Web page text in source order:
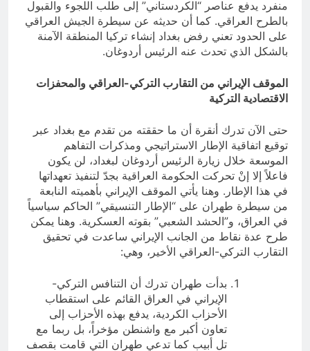
منفرد يدفع عناصر “الكردستاني” إلى طلب اللجوء والقبول
بالطرح العراقي. كما أن حديثه عن سيطرة الجيش العراقي
على الحدود تعني رفض بغداد إنشاء تركيا المنطقة الآمنة
بالشكل الذي تحدث عنه الرئيس أردوغان.
الموقف الإيراني من التقارب التركي-العراقي والمحفزات
الاقتصادية التركية
حتى الآن تدرك أنقرة أن ما حققته من تقدم مع بغداد عبر
توقيع اتفاقية الإطار الاستراتيجي ومذكرات التفاهم
الموسعة خلال زيارة الرئيس أردوغان لبغداد، لن يكون
فاعلاً إلا إنْ تحركت الحكومة العراقية بجدّ لتنفيذ تعهداتها
في هذا الإطار. وهنا يأتي الموقف الإيراني بأهميته النابعة
من سيطرة طهران على “الإطار التنسيقي” الحاكم سياسياً
في العراق، و”الحشد الشعبي” بقوته العسكرية. وهنا يمكن
طرح عدة نقاط من الجانب الإيراني ساعدت في تحقيق
التقارب التركي-العراقي الأخير، وهي:
بدأت طهران تدرك أن التنافس التركي-
الإيراني في العراق القائم على استقطاب
الأحزاب الكردية، يدفع بهذه الأحزاب إلى
تعاون أكبر مع واشنطن مؤخراً، بل ربما مع
تل أبيب كما تدعي طهران التي قامت بقصف